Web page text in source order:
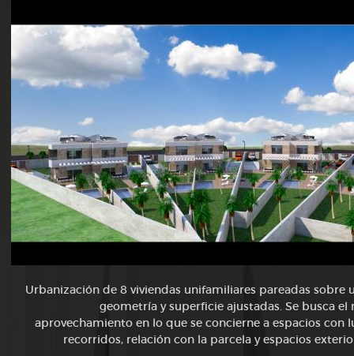
Urbanización de 8 viviendas unifamiliares pareadas sobre
geometría y superficie ajustadas. Se busca el
aprovechamiento en lo que se concierne a espacios con
recorridos, relación con la parcela y espacios